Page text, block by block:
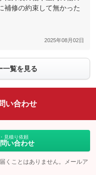
補修の約束して無かった
2025年08月02日
一覧を見る
い合わせ
見積り依頼
い合わせ
くことはありません。メールア